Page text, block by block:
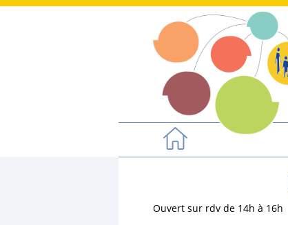
Ouvert sur rdv de 14h à 16h